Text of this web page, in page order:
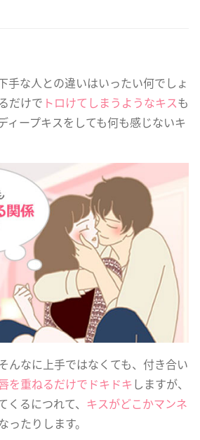
手な人との違いはいったい何でしょ
だけで トロけてしまうようなキスも
ィープキスをしても何も感じないキ
んなに上手ではなくても、付き合い
を重ねるだけでドキドキしますが、
るにつれて、 キスがどこかマンネ
ったりします。